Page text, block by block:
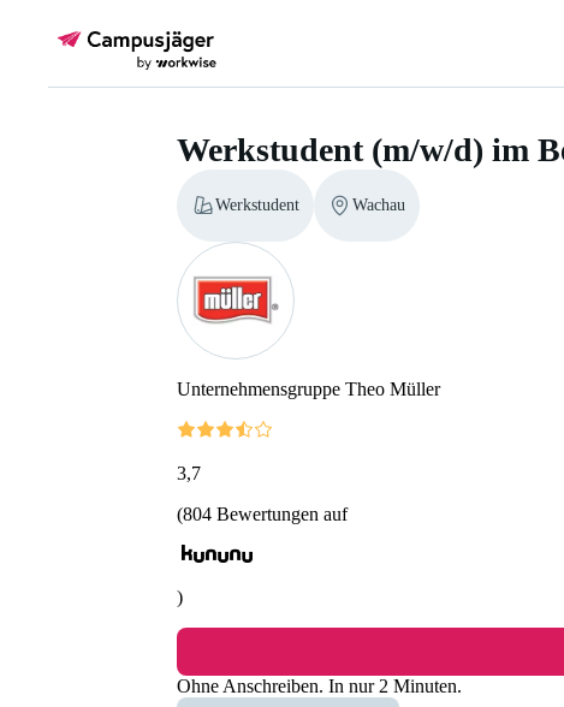
Werkstudent (m/w/d) im
Werkstudent Wachau
Unternehmensgruppe Theo Müller
3,7
(804 Bewertungen auf
)
Werkstudent (m/w/d) im Bereich
Ohne Anschreiben. In nur 2 Minuten.